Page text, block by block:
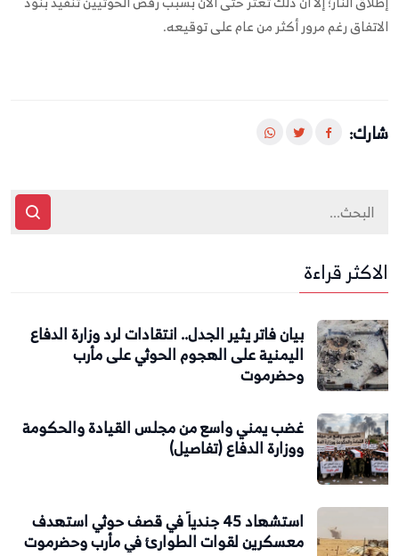
الاتفاق رغم مرور أكثر من عام على توقيعه.
شارك:
الاكثر قراءة
بيان فاتر يثير الجدل.. انتقادات لرد وزارة الدفاع
اليمنية على الهجوم الحوثي على مأرب
وحضرموت
غضب يمني واسع من مجلس القيادة والحكومة
ووزارة الدفاع (تفاصيل)
استشهاد 45 جندياً في قصف حوثي استهدف
معسكرين لقوات الطوارئ في مأرب وحضرموت